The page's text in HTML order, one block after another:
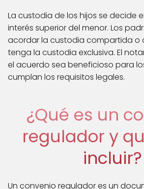
La custodia de los hijos se decide
interés superior del menor. Los
acordar la custodia compartida o
tenga la custodia exclusiva. El
el acuerdo sea beneficioso para
cumplan los requisitos legales.
¿Qué es un
regulador y
incluir?
Un convenio regulador es un